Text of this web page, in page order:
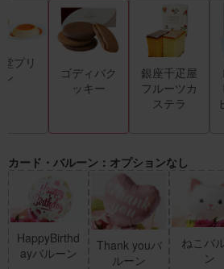
プリ
ン
ゴディバク
ッキー
銀座千疋屋
フルーツカ
ステラ
カード・バルーン：オプションなし
HappyBirthd
ayバルーン
Thank youバ
ルーン
ねこバ
ン